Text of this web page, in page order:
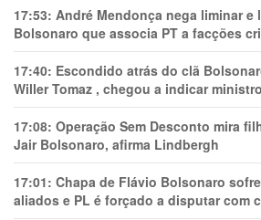
17:53: André Mendonça nega liminar e
Bolsonaro que associa PT a facções
17:40: Escondido atrás do clã
Willer Tomaz , chegou a indicar
17:08: Operação Sem Desconto mira
Jair Bolsonaro, afirma Lindbergh
17:01: Chapa de Flávio Bolsonaro
aliados e PL é forçado a disputar com